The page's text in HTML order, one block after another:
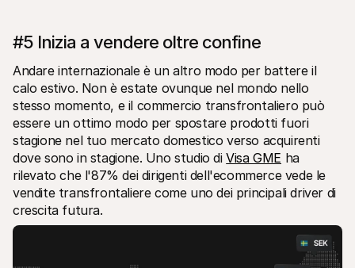
#5 Inizia a vendere oltre confine
Andare internazionale è un altro modo per battere il
calo estivo. Non è estate ovunque nel mondo nello
stesso momento, e il commercio transfrontaliero può
essere un ottimo modo per spostare prodotti fuori
stagione nel tuo mercato domestico verso acquirenti
dove sono in stagione. Uno studio di Visa GME ha
rilevato che l'87% dei dirigenti dell'ecommerce vede le
vendite transfrontaliere come uno dei principali driver di
crescita futura.